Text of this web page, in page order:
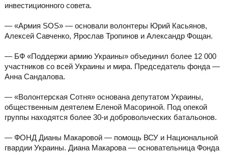
инвестиционного совета.
— «Армия SOS» — основали волонтеры Юрий Касьянов,
Алексей Савченко, Ярослав Тропинов и Александр Фощан.
— БФ «Поддержи армию Украины» объединил более 12 000
участников со всей Украины и мира. Председатель фонда —
Анна Сандалова.
— «Волонтерская Сотня» основана депутатом Украины,
общественным деятелем Еленой Масориной. Под опекой
группы находятся более 30-и добровольческих батальонов.
— ФОНД Дианы Макаровой — помощь ВСУ и Национальной
гвардии Украины. Диана Макарова — основательница Фонда